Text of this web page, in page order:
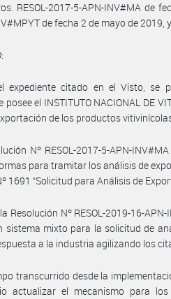
RESOL-2017-5-APN-INV#MA de
de fecha 2 de mayo de 2019, y
expediente citado en el Visto, se
el INSTITUTO NACIONAL DE
de los productos
Nº RESOL-2017-5-APN-
para tramitar los análisis de
1691 “Solicitud para Análisis de
Resolución Nº RESOL-2019-16-
sistema mixto para la solicitud de
a la industria agilizando los
transcurrido desde la
actualizar el mecanismo para